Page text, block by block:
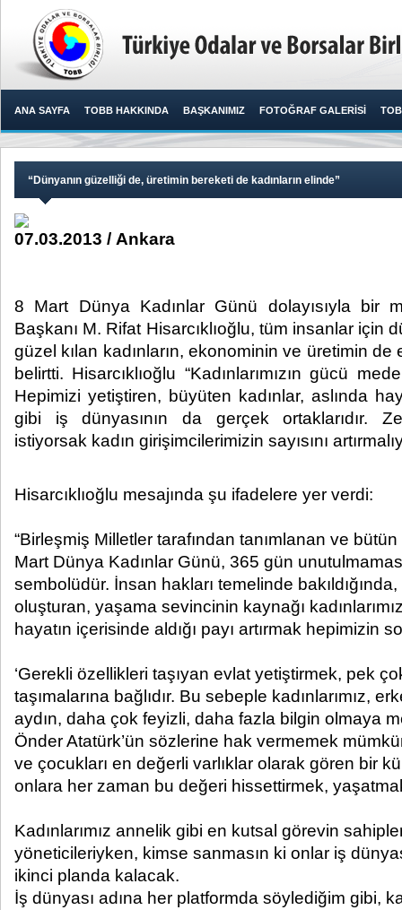
ANA SAYFA TOBB HAKKINDA BAŞKANIMIZ FOTOĞRAF GALERİSİ
“Dünyanın güzelliği de, üretimin bereketi de kadınların elinde”
07.03.2013 / Ankara
8 Mart Dünya Kadınlar Günü dolayısıyla bir
Başkanı M. Rifat Hisarcıklıoğlu, tüm insanlar için
güzel kılan kadınların, ekonominin ve üretimin
belirtti. Hisarcıklıoğlu “Kadınlarımızın gücü
Hepimizi yetiştiren, büyüten kadınlar, aslında
gibi iş dünyasının da gerçek ortaklarıdır.
istiyorsak kadın girişimcilerimizin sayısını
Hisarcıklıoğlu mesajında şu ifadelere yer verdi:
“Birleşmiş Milletler tarafından tanımlanan ve
Mart Dünya Kadınlar Günü, 365 gün
sembolüdür. İnsan hakları temelinde bakıldığında,
oluşturan, yaşama sevincinin kaynağı
hayatın içerisinde aldığı payı artırmak hepimizin
‘Gerekli özellikleri taşıyan evlat yetiştirmek, pek
taşımalarına bağlıdır. Bu sebeple kadınlarımız,
aydın, daha çok feyizli, daha fazla bilgin olmaya
Önder Atatürk’ün sözlerine hak vermemek
ve çocukları en değerli varlıklar olarak gören bir
onlara her zaman bu değeri hissettirmek,
Kadınlarımız annelik gibi en kutsal görevin
yöneticileriyken, kimse sanmasın ki onlar iş
ikinci planda kalacak.
İş dünyası adına her platformda söylediğim gibi,